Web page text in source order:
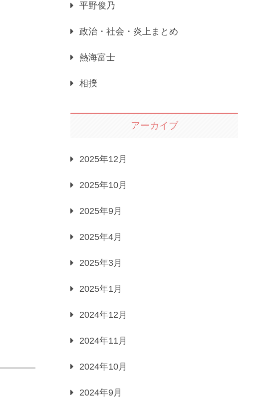
平野俊乃
政治・社会・炎上まとめ
熱海富士
相撲
アーカイブ
2025年12月
2025年10月
2025年9月
2025年4月
2025年3月
2025年1月
2024年12月
2024年11月
2024年10月
2024年9月